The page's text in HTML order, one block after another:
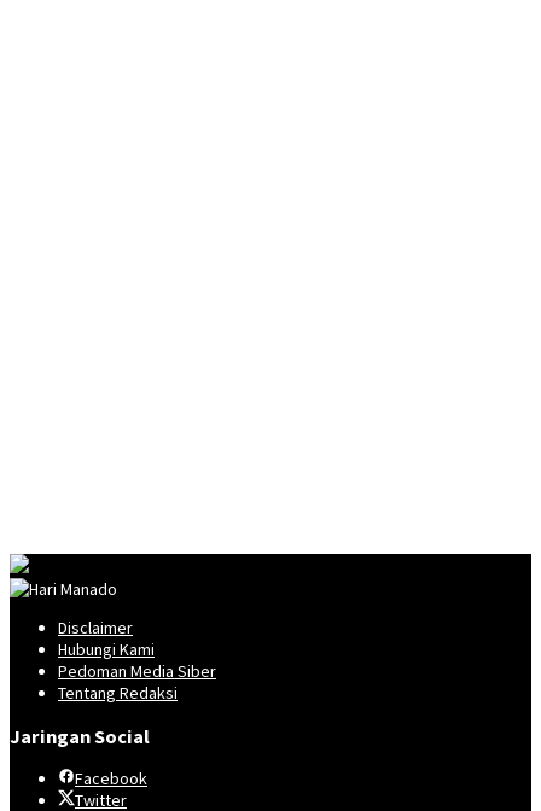
Disclaimer
Hubungi Kami
Pedoman Media Siber
Tentang Redaksi
Jaringan Social
Facebook
Twitter